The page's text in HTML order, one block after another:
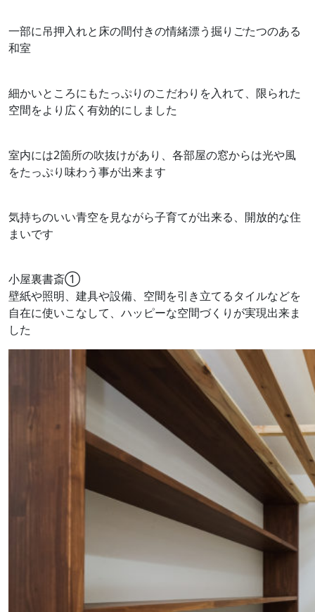
一部に吊押入れと床の間付きの情緒漂う掘りごたつのある
和室
細かいところにもたっぷりのこだわりを入れて、限られた
空間をより広く有効的にしました
室内には2箇所の吹抜けがあり、各部屋の窓からは光や風
をたっぷり味わう事が出来ます
気持ちのいい青空を見ながら子育てが出来る、開放的な住
まいです
小屋裏書斎①
壁紙や照明、建具や設備、空間を引き立てるタイルなどを
自在に使いこなして、ハッピーな空間づくりが実現出来ま
した